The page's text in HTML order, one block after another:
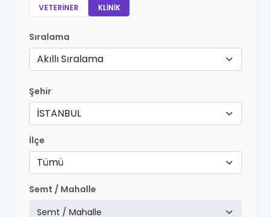
VETERINER KLINIK
Sıralama
Akıllı Sıralama
Şehir
İSTANBUL
İlçe
Tümü
Semt / Mahalle